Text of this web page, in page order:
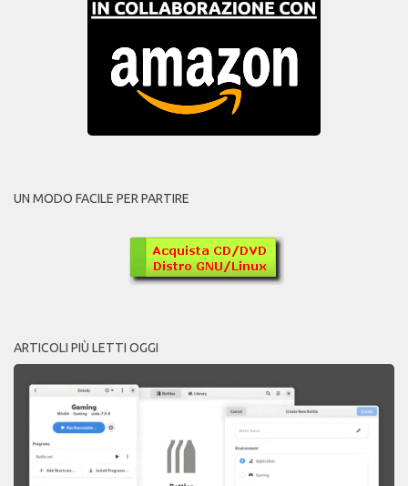
UN MODO FACILE PER PARTIRE
ARTICOLI PIÙ LETTI OGGI